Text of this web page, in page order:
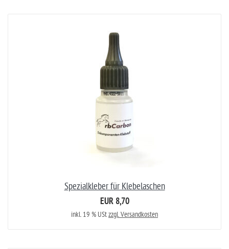
Spezialkleber für Klebelaschen
EUR 8,70
inkl. 19 % UStzzgl. Versandkosten